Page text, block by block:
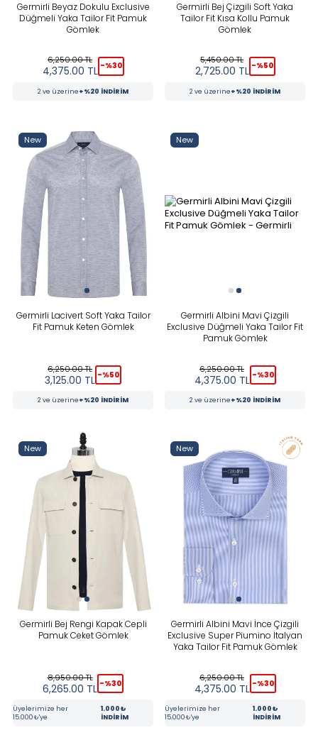
Germirli Beyaz Dokulu Exclusive
Düğmeli Yaka Tailor Fit Pamuk
Gömlek
6,250.00TL
4,375.00 TL -%30
2 ve üzerine+%20 İNDİRİM
Germirli Bej Çizgili Soft Yaka
Tailor Fit Kısa Kollu Pamuk
Gömlek
5,450.00TL
2,725.00 TL -%50
2 ve üzerine+%20 İNDİRİM
New
Germirli Lacivert Soft Yaka Tailor
Fit Pamuk Keten Gömlek
6,250.00TL
3,125.00 TL -%50
2 ve üzerine+%20 İNDİRİM
New
Germirli Albini Mavi Çizgili
Exclusive Düğmeli Yaka Tailor Fit
Pamuk Gömlek
6,250.00TL
4,375.00 TL -%30
2 ve üzerine+%20 İNDİRİM
New
Germirli Bej Rengi Kapak Cepli
Pamuk Ceket Gömlek
8,950.00TL
6,265.00 TL -%30
Üyelerimize her
15.000₺'ye
1.000₺
İNDİRİM
New
Germirli Albini Mavi İnce Çizgili
Exclusive Super Piumino İtalyan
Yaka Tailor Fit Pamuk Gömlek
6,250.00TL
4,375.00 TL -%30
Üyelerimize her
15.000₺'ye
1.000₺
İNDİRİM